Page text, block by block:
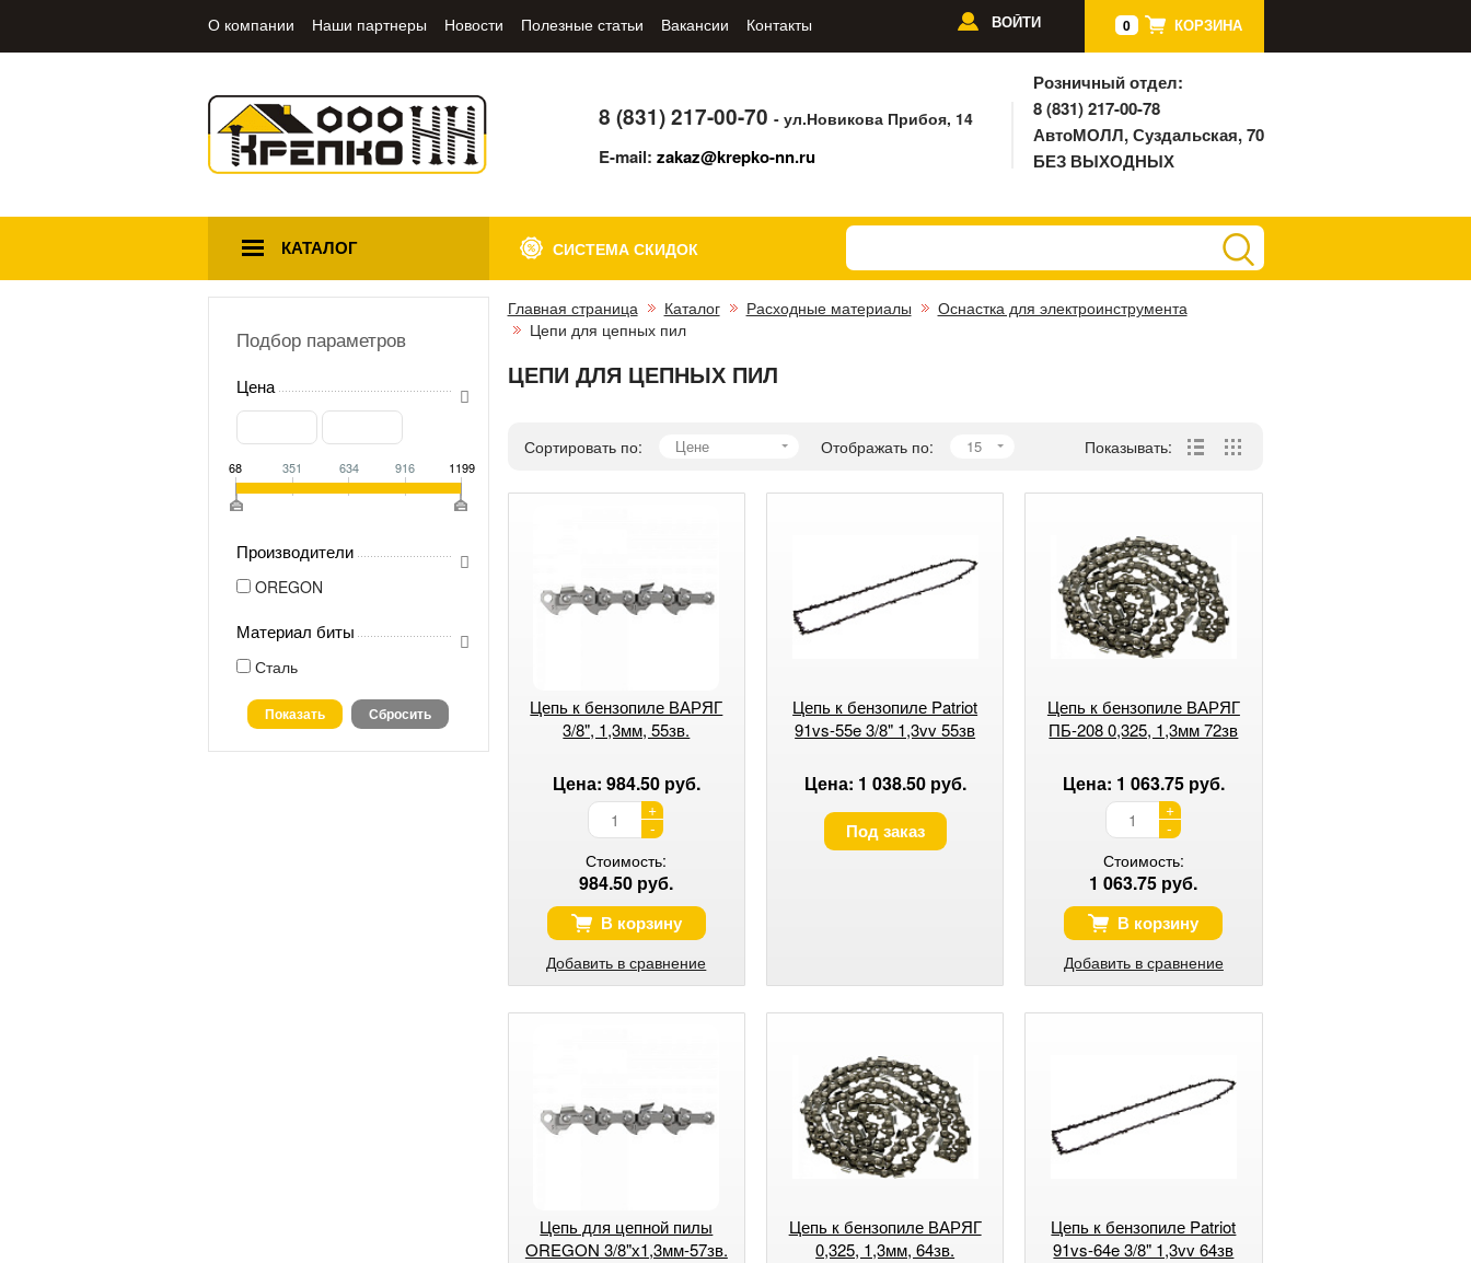
О компании Наши партнеры Новости Полезные статьи Вакансии Контакты 0 КОРЗИНА
ВОЙТИ
8 (831) 217-00-70- ул.Новикова Прибоя, 14
E-mail:zakaz@krepko-nn.ru
Розничный отдел:
8 (831) 217-00-78
АвтоМОЛЛ, Суздальская, 70
БЕЗ ВЫХОДНЫХ
КАТАЛОГ СИСТЕМА СКИДОК
Подбор параметров
Цена
68 351 634 916 1199
Производители
OREGON
Материал биты
Сталь
Главная страница Каталог Расходные материалы
Оснастка для электроинструмента
Цепи для цепных пил
ЦЕПИ ДЛЯ ЦЕПНЫХ ПИЛ
Сортировать по: Цене Отображать по: 15 Показывать:
Цепь к бензопиле ВАРЯГ
3/8", 1,3мм, 55зв.
Цена: 984.50 руб.
+
-
Стоимость:
984.50 руб.
В корзину
Добавить в сравнение
Цепь к бензопиле Patriot
91vs-55e 3/8" 1,3vv 55зв
Цена: 1 038.50 руб.
Под заказ
Цепь к бензопиле ВАРЯГ
ПБ-208 0,325, 1,3мм 72зв
Цена: 1 063.75 руб.
+
-
Стоимость:
1 063.75 руб.
В корзину
Добавить в сравнение
Цепь для цепной пилы
OREGON 3/8"х1,3мм-57зв.
Цепь к бензопиле ВАРЯГ
0,325, 1,3мм, 64зв.
Цепь к бензопиле Patriot
91vs-64e 3/8" 1,3vv 64зв